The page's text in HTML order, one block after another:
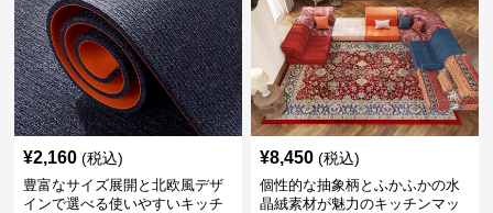
¥2,160 (税込)
豊富なサイズ展開と北欧風デザ
インで選べる使いやすいキッチ
¥8,450 (税込)
個性的な抽象柄とふかふかの水
晶絨素材が魅力のキッチンマッ